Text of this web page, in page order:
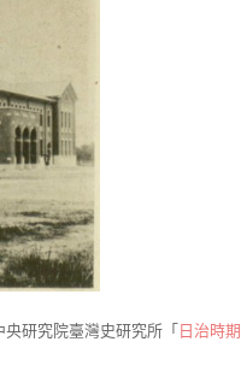
研究院臺灣史研究所「日治時期